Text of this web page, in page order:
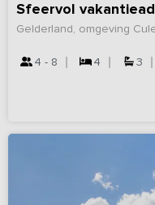
Sfeervol
Gelderland, omgeving
4 - 8 4 3